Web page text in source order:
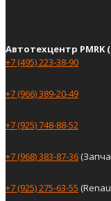
Автотехцентр
+7 (495) 223-38-90
+7 (966) 389-20-49
+7 (925) 748-88-52
+7 (968) 383-87-36
+7 (925) 275-63-55